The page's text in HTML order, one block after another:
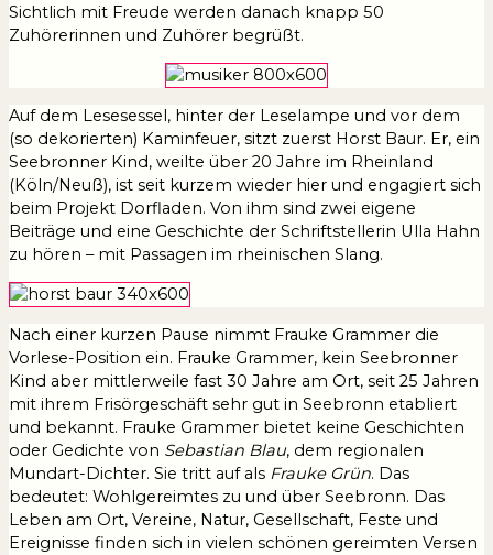
Sichtlich mit Freude werden danach knapp 50
Zuhörerinnen und Zuhörer begrüßt.
Auf dem Lesesessel, hinter der Leselampe und vor dem
(so dekorierten) Kaminfeuer, sitzt zuerst Horst Baur. Er, ein
Seebronner Kind, weilte über 20 Jahre im Rheinland
(Köln/Neuß), ist seit kurzem wieder hier und engagiert sich
beim Projekt Dorfladen. Von ihm sind zwei eigene
Beiträge und eine Geschichte der Schriftstellerin Ulla Hahn
zu hören – mit Passagen im rheinischen Slang.
Nach einer kurzen Pause nimmt Frauke Grammer die
Vorlese-Position ein. Frauke Grammer, kein Seebronner
Kind aber mittlerweile fast 30 Jahre am Ort, seit 25 Jahren
mit ihrem Frisörgeschäft sehr gut in Seebronn etabliert
und bekannt. Frauke Grammer bietet keine Geschichten
oder Gedichte von Sebastian Blau, dem regionalen
Mundart-Dichter. Sie tritt auf als Frauke Grün. Das
bedeutet: Wohlgereimtes zu und über Seebronn. Das
Leben am Ort, Vereine, Natur, Gesellschaft, Feste und
Ereignisse finden sich in vielen schönen gereimten Versen